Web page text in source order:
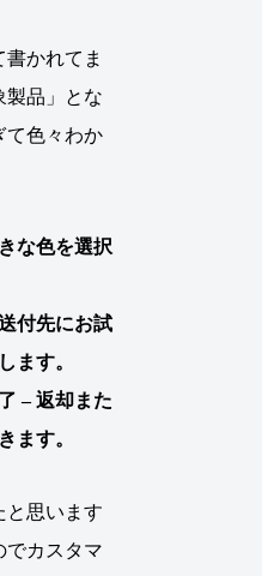
かれてま
製品」とな
て色々わか
な色を選択
付先にお試
ます。
– 返却また
ます。
と思います
でカスタマ